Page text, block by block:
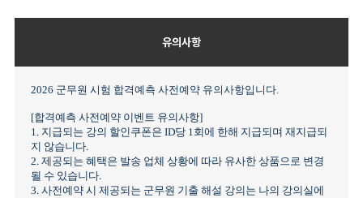
유의사항
2026 군무원 시험 합격예측 사전예약 유의사항입니다.
[합격예측 사전예약 이벤트 유의사항]
1. 지급되는 강의 할인쿠폰은 ID당 1회에 한해 지급되며 재지급되
지 않습니다.
2. 제공되는 혜택은 발송 업체 상황에 따라 유사한 상품으로 변경
될 수 있습니다.
3. 사전예약 시 제공되는 군무원 기출 해설 강의는 나의 강의실에